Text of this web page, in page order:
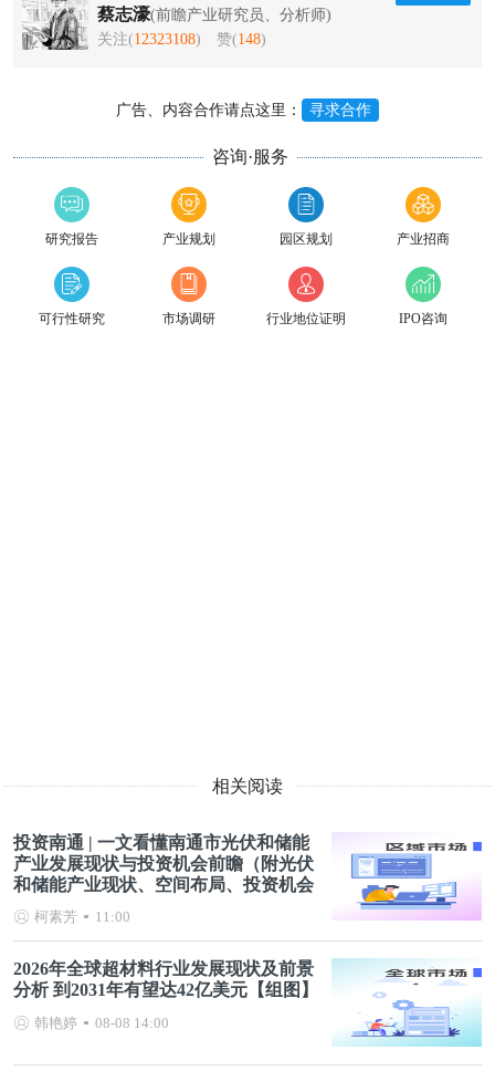
蔡志濠(前瞻产业研究员、分析师)
关注(12323108) 赞(148)
广告、内容合作请点这里： 寻求合作
咨询·服务
研究报告 产业规划 园区规划 产业招商
可行性研究 市场调研 行业地位证明 IPO咨询
相关阅读
投资南通 | 一文看懂南通市光伏和储能
产业发展现状与投资机会前瞻（附光伏
和储能产业现状、空间布局、投资机会
分析等）
柯素芳 11:00
2026年全球超材料行业发展现状及前景
分析 到2031年有望达42亿美元【组图】
韩艳婷 08-08 14:00